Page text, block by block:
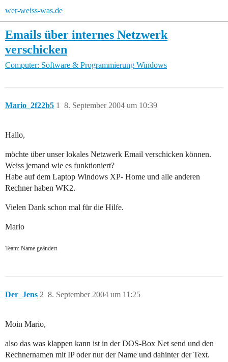
wer-weiss-was.de
Emails über internes Netzwerk
verschicken
Computer: Software & Programmierung Windows
Mario_2f22b5 8. September 2004 um 10:39
1
Hallo,
möchte über unser lokales Netzwerk Email verschicken können.
Weiss jemand wie es funktioniert?
Habe auf dem Laptop Windows XP- Home und alle anderen
Rechner haben WK2.
Vielen Dank schon mal für die Hilfe.
Mario
Team: Name geändert
Der_Jens 8. September 2004 um 11:25
2
Moin Mario,
also das was klappen kann ist in der DOS-Box Net send und den
Rechnernamen mit IP oder nur der Name und dahinter der Text.